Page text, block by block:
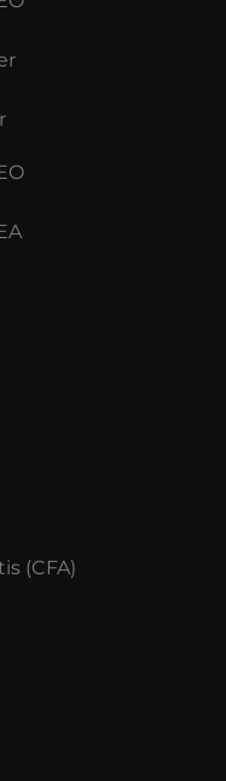
(CFA)